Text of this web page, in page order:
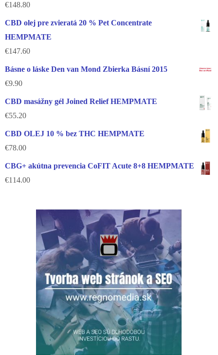
€148.80
CBD olej pre zvieratá 20 % Pet Concentrate
HEMPMATE
€147.60
Básne o láske Den van Mond Zbierka Básní 2015
€9.90
CBD masážny gél Joined Relief HEMPMATE
€55.20
CBD OLEJ 10 % bez THC HEMPMATE
€78.00
CBG+ akútna prevencia CoFIT Acute 8+8 HEMPMATE
€114.00